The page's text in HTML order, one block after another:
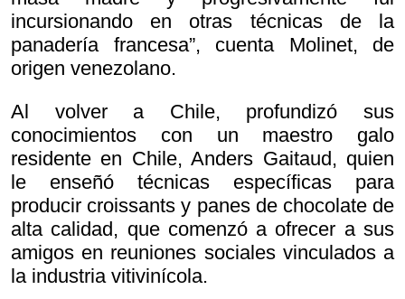
incursionando en otras técnicas de la
panadería francesa”, cuenta Molinet, de
origen venezolano.
Al volver a Chile, profundizó sus
conocimientos con un maestro galo
residente en Chile, Anders Gaitaud, quien
le enseñó técnicas específicas para
producir croissants y panes de chocolate de
alta calidad, que comenzó a ofrecer a sus
amigos en reuniones sociales vinculados a
la industria vitivinícola.